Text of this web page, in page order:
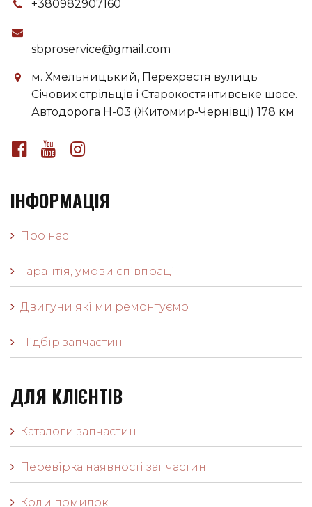
+380982907160
sbproservice@gmail.com
м. Хмельницький, Перехрестя вулиць
Січових стрільців і Старокостянтивське шосе.
Автодорога H-03 (Житомир-Чернівці) 178 км
ІНФОРМАЦІЯ
Про нас
Гарантія, умови співпраці
Двигуни які ми ремонтуємо
Підбір запчастин
ДЛЯ КЛІЄНТІВ
Каталоги запчастин
Перевірка наявності запчастин
Коди помилок